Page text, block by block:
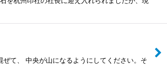
て、 中央が山になるようにしてください。そ